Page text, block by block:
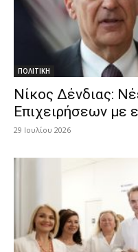
ΠΟΛΙΤΙΚΗ
Νίκος Δένδιας:
Επιχειρήσεων με
29 Ιουλίου 2026